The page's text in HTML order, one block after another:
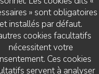
» sont obligatoires
et installés par défaut.
cookies facultatifs
nécessitent votre
Ces cookies
servent à analyser
- Couverts 3
:4/5 Cuisine: 5/5 Qualité /